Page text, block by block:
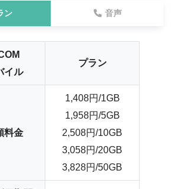
そのサービスもあります。
JCOMモバイルですが、ドコモ、ソ
ブブランドであるahamoやLINEMO
多少劣る点があるため、総合評価と
ン 音声
イル
プラン
料金
1,408円/1GB
1,958円/5GB
2,508円/10GB
3,058円/20GB
3,828円/50GB